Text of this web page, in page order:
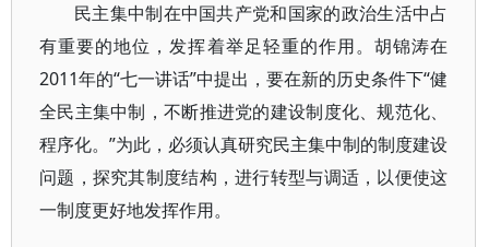
民主集中制在中国共产党和国家的政治生活中占
有重要的地位，发挥着举足轻重的作用。胡锦涛在
2011年的“七一讲话”中提出，要在新的历史条件下“健
全民主集中制，不断推进党的建设制度化、规范化、
程序化。”为此，必须认真研究民主集中制的制度建设
问题，探究其制度结构，进行转型与调适，以便使这
一制度更好地发挥作用。